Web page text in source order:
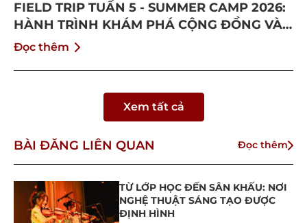
FIELD TRIP TUẦN 5 - SUMMER CAMP 2026:
HÀNH TRÌNH KHÁM PHÁ CỘNG ĐỒNG VÀ
BỨT PHÁ BẢN THÂN
Đọc thêm
Xem tất cả
BÀI ĐĂNG LIÊN QUAN Đọc thêm
TỪ LỚP HỌC ĐẾN SÂN KHẤU: NƠI
NGHỆ THUẬT SÁNG TẠO ĐƯỢC
ĐỊNH HÌNH